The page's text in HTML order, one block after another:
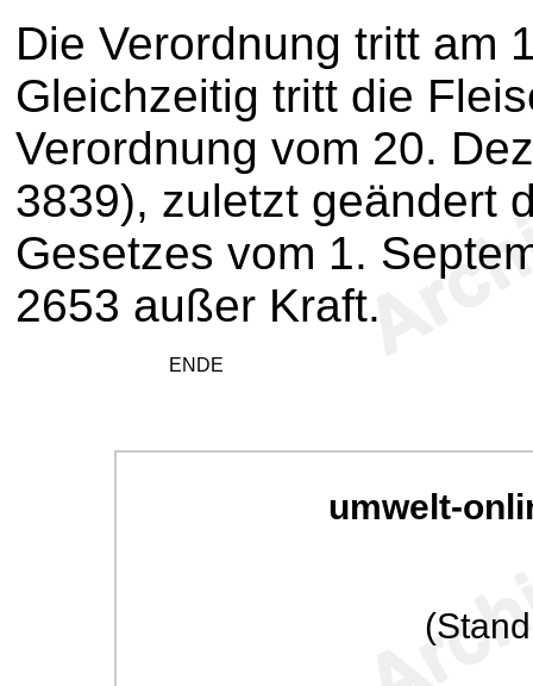
Die Verordnung tritt am
Gleichzeitig tritt die
Verordnung vom 20.
3839), zuletzt geändert
Gesetzes vom 1.
2653 außer Kraft.
ENDE
umwelt-